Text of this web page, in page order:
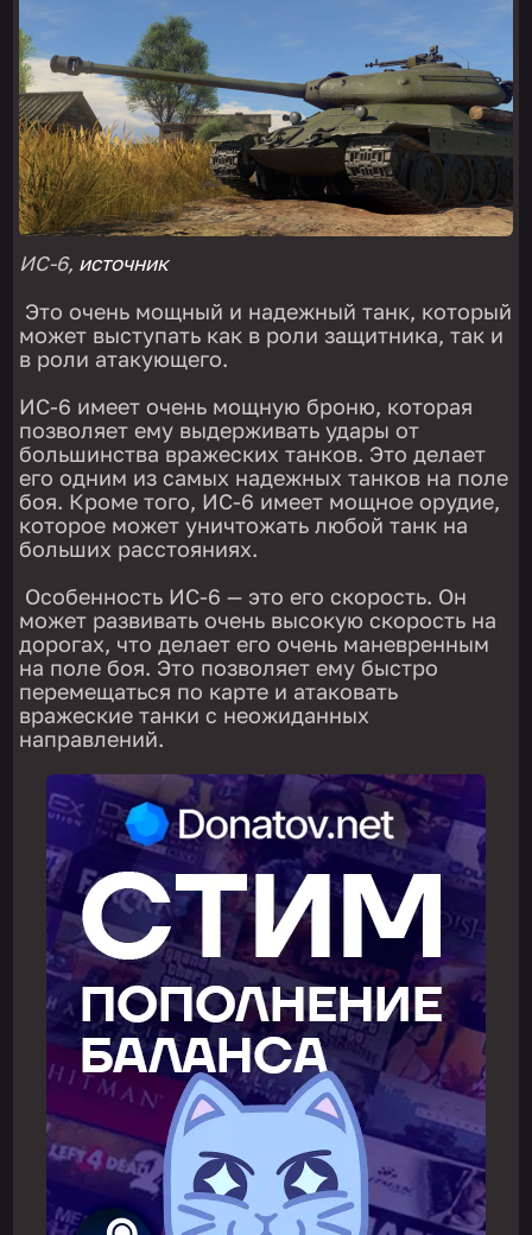
ИС-6, источник
Это очень мощный и надежный танк, который
может выступать как в роли защитника, так и
в роли атакующего.
ИС-6 имеет очень мощную броню, которая
позволяет ему выдерживать удары от
большинства вражеских танков. Это делает
его одним из самых надежных танков на поле
боя. Кроме того, ИС-6 имеет мощное орудие,
которое может уничтожать любой танк на
больших расстояниях.
Особенность ИС-6 — это его скорость. Он
может развивать очень высокую скорость на
дорогах, что делает его очень маневренным
на поле боя. Это позволяет ему быстро
перемещаться по карте и атаковать
вражеские танки с неожиданных
направлений.